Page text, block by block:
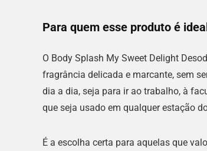
Para quem esse produto é
O Body Splash My Sweet Delight
fragrância delicada e marcante, sem
dia a dia, seja para ir ao trabalho, à
que seja usado em qualquer estação
É a escolha certa para aquelas que